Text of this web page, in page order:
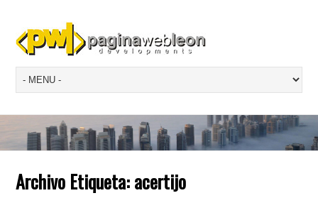
Archivo Etiqueta:acertijo